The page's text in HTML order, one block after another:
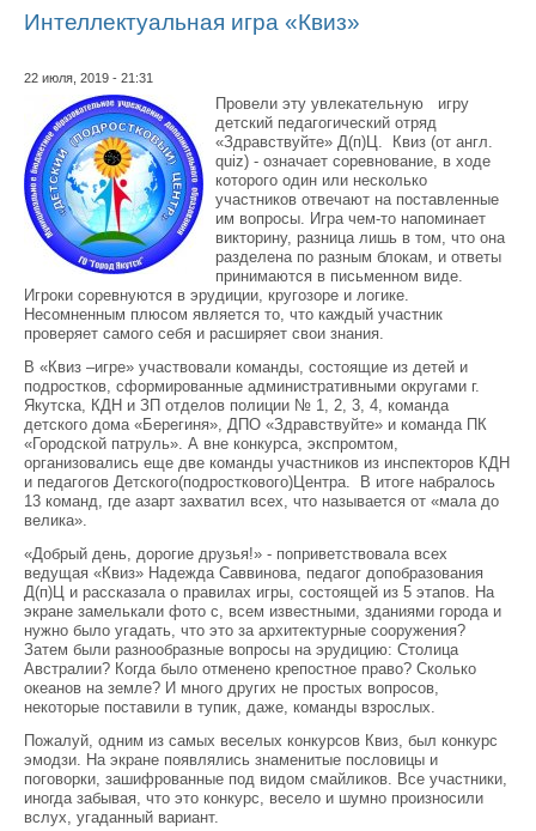
Интеллектуальная игра «Квиз»
22 июля, 2019 - 21:31
Провели эту увлекательную игру
детский педагогический отряд
«Здравствуйте» Д(п)Ц. Квиз (от англ.
quiz) - означает соревнование, в ходе
которого один или несколько
участников отвечают на поставленные
им вопросы. Игра чем-то напоминает
викторину, разница лишь в том, что она
разделена по разным блокам, и ответы
принимаются в письменном виде.
Игроки соревнуются в эрудиции, кругозоре и логике.
Несомненным плюсом является то, что каждый участник
проверяет самого себя и расширяет свои знания.
В «Квиз –игре» участвовали команды, состоящие из детей и
подростков, сформированные административными округами г.
Якутска, КДН и ЗП отделов полиции № 1, 2, 3, 4, команда
детского дома «Берегиня», ДПО «Здравствуйте» и команда ПК
«Городской патруль». А вне конкурса, экспромтом,
организовались еще две команды участников из инспекторов КДН
и педагогов Детского(подросткового)Центра. В итоге набралось
13 команд, где азарт захватил всех, что называется от «мала до
велика».
«Добрый день, дорогие друзья!» - поприветствовала всех
ведущая «Квиз» Надежда Саввинова, педагог допобразования
Д(п)Ц и рассказала о правилах игры, состоящей из 5 этапов. На
экране замелькали фото с, всем известными, зданиями города и
нужно было угадать, что это за архитектурные сооружения?
Затем были разнообразные вопросы на эрудицию: Столица
Австралии? Когда было отменено крепостное право? Сколько
океанов на земле? И много других не простых вопросов,
некоторые поставили в тупик, даже, команды взрослых.
Пожалуй, одним из самых веселых конкурсов Квиз, был конкурс
эмодзи. На экране появлялись знаменитые пословицы и
поговорки, зашифрованные под видом смайликов. Все участники,
иногда забывая, что это конкурс, весело и шумно произносили
вслух, угаданный вариант.